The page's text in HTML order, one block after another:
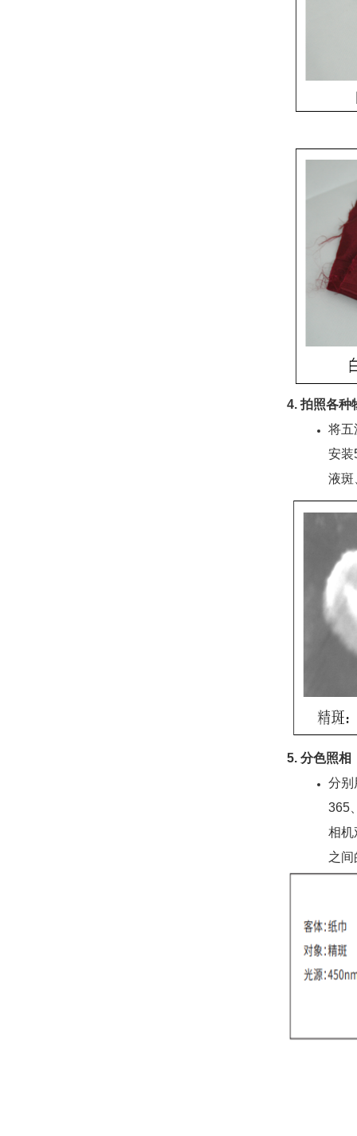
4. 拍照各种
将五
安装
液斑
5. 分色照相
分别
365
相机
之